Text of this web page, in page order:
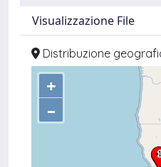
Visualizzazione File
Distribuzione
+
–